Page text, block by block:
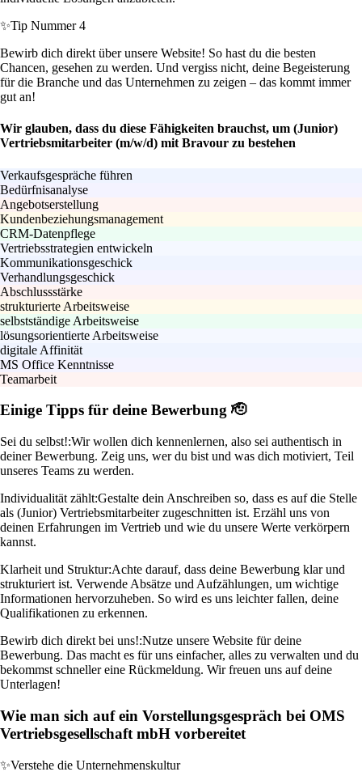
✨Tip Nummer 4
Bewirb dich direkt über unsere Website! So hast du die besten
Chancen, gesehen zu werden. Und vergiss nicht, deine Begeisterung
für die Branche und das Unternehmen zu zeigen – das kommt immer
gut an!
Wir glauben, dass du diese Fähigkeiten brauchst, um (Junior)
Vertriebsmitarbeiter (m/w/d) mit Bravour zu bestehen
Verkaufsgespräche führen
Bedürfnisanalyse
Angebotserstellung
Kundenbeziehungsmanagement
CRM-Datenpflege
Vertriebsstrategien entwickeln
Kommunikationsgeschick
Verhandlungsgeschick
Abschlussstärke
strukturierte Arbeitsweise
selbstständige Arbeitsweise
lösungsorientierte Arbeitsweise
digitale Affinität
MS Office Kenntnisse
Teamarbeit
Einige Tipps für deine Bewerbung 🫡
Sei du selbst!:Wir wollen dich kennenlernen, also sei authentisch in
deiner Bewerbung. Zeig uns, wer du bist und was dich motiviert, Teil
unseres Teams zu werden.
Individualität zählt:Gestalte dein Anschreiben so, dass es auf die Stelle
als (Junior) Vertriebsmitarbeiter zugeschnitten ist. Erzähl uns von
deinen Erfahrungen im Vertrieb und wie du unsere Werte verkörpern
kannst.
Klarheit und Struktur:Achte darauf, dass deine Bewerbung klar und
strukturiert ist. Verwende Absätze und Aufzählungen, um wichtige
Informationen hervorzuheben. So wird es uns leichter fallen, deine
Qualifikationen zu erkennen.
Bewirb dich direkt bei uns!:Nutze unsere Website für deine
Bewerbung. Das macht es für uns einfacher, alles zu verwalten und du
bekommst schneller eine Rückmeldung. Wir freuen uns auf deine
Unterlagen!
Wie man sich auf ein Vorstellungsgespräch bei OMS
Vertriebsgesellschaft mbH vorbereitet
✨Verstehe die Unternehmenskultur